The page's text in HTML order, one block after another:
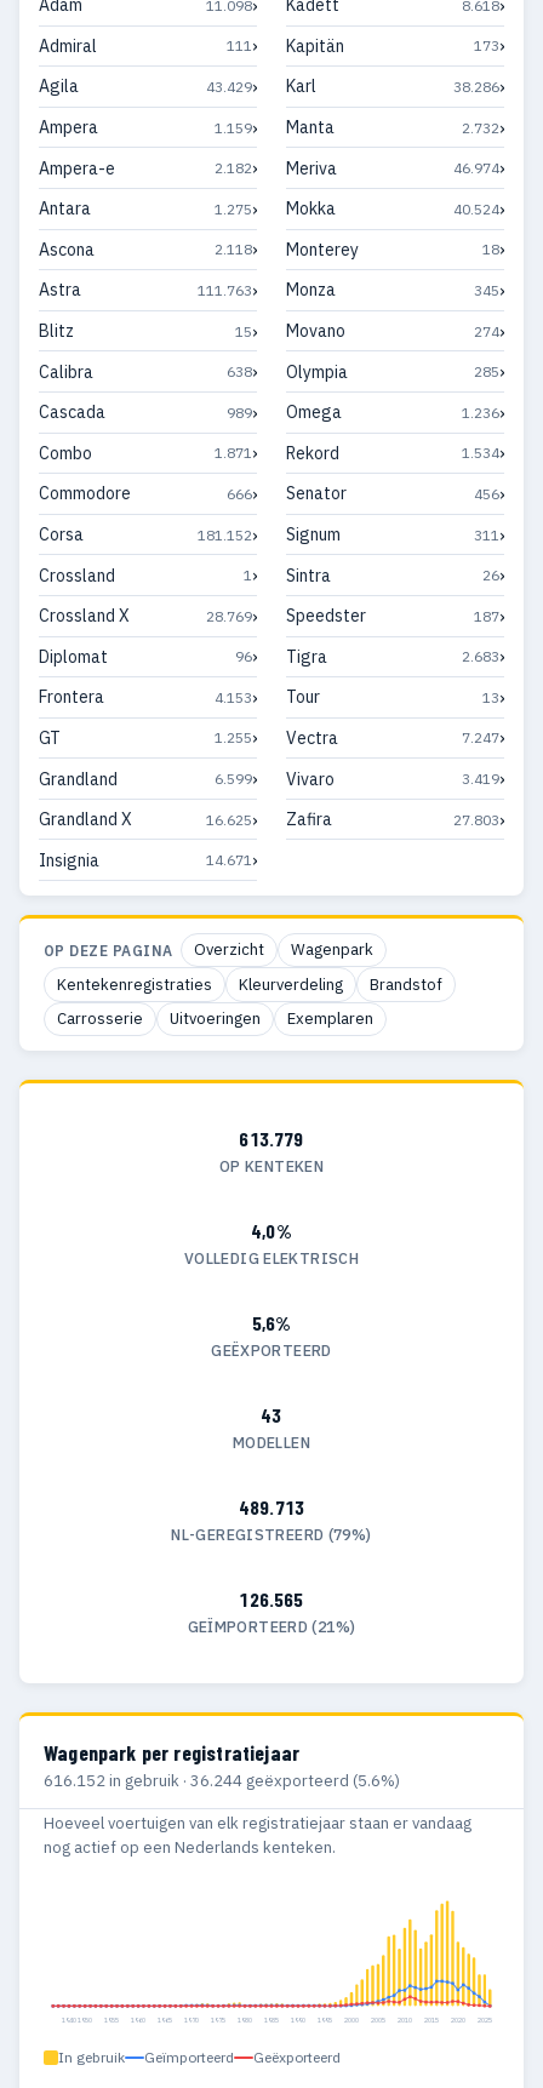
Adam 11.098›
Admiral 111›
Agila 43.429›
Ampera 1.159›
Ampera-e 2.182›
Antara 1.275›
Ascona 2.118›
Astra 111.763›
Blitz 15›
Calibra 638›
Cascada 989›
Combo 1.871›
Commodore 666›
Corsa 181.152›
Crossland 1›
Crossland X 28.769›
Diplomat 96›
Frontera 4.153›
GT 1.255›
Grandland 6.599›
Grandland X 16.625›
Insignia 14.671›
Kadett 8.618›
Kapitän 173›
Karl 38.286›
Manta 2.732›
Meriva 46.974›
Mokka 40.524›
Monterey 18›
Monza 345›
Movano 274›
Olympia 285›
Omega 1.236›
Rekord 1.534›
Senator 456›
Signum 311 ›
Sintra 26›
Speedster 187›
Tigra 2.683›
Tour 13›
Vectra 7.247›
Vivaro 3.419›
Zafira 27.803›
OP DEZE PAGINA Overzicht
Wagenpark
Kentekenregistraties
Kleurverdeling
Brandstof
Carrosserie
Uitvoeringen Exemplaren
613.779
OP KENTEKEN
4,0%
VOLLEDIG ELEKTRISCH
5,6%
GEËXPORTEERD
43
MODELLEN
489.713
NL-GEREGISTREERD (79%)
126.565
GEÏMPORTEERD (21%)
Wagenpark per registratiejaar
616.152 in gebruik · 36.244 geëxporteerd (5.6%)
Hoeveel voertuigen van elk registratiejaar staan er vandaag
nog actief op een Nederlands kenteken.
19401950 1955 1960 1965 1970 1975 1980 1985 1990 1995 2000 2005 2010 2015 2020 2025
In gebruik Geïmporteerd Geëxporteerd